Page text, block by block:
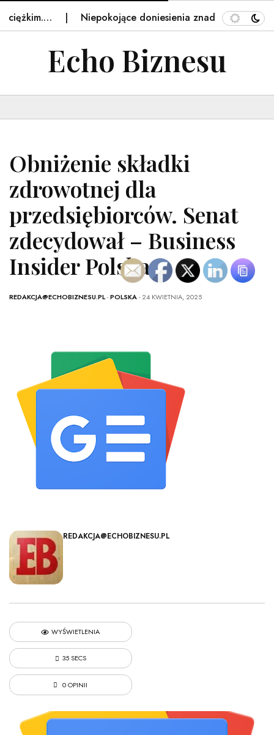
Niepokojące doniesienia znad Bałtyku. Aż 53
Echo Biznesu
Obniżenie składki
zdrowotnej dla
przedsiębiorców. Senat
zdecydował – Business
Insider Polska
REDAKCJA@ECHOBIZNESU.PL-POLSKA- 24 KWIETNIA, 2025
REDAKCJA@ECHOBIZNESU.PL
WYŚWIETLENIA
35 SECS
0 OPINII